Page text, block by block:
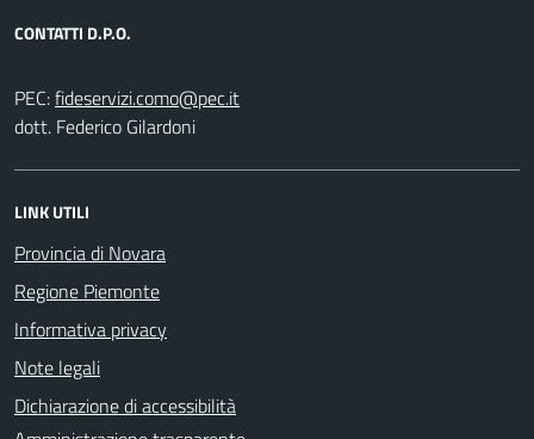
CONTATTI D.P.O.
PEC:
dott. Federico Gilardoni
LINK UTILI
Provincia di Novara
Regione Piemonte
Informativa privacy
Note legali
Dichiarazione di accessibilità